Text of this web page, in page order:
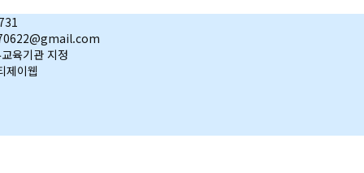
육기관 지정
이웹